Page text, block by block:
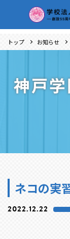
トップ お知らせ
神戸
ネコの実
2022.12.22